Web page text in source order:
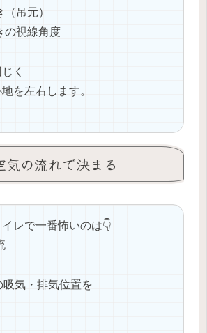
吊元）
視線角度
く
を左右します。
の流れで決まる
レで一番怖いのは👇
吸気・排気位置を